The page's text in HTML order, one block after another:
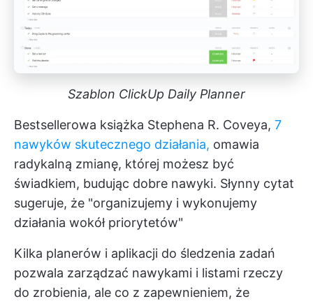
Szablon ClickUp Daily Planner
Bestsellerowa książka Stephena R. Coveya, 7
nawyków skutecznego działania, omawia
radykalną zmianę, której możesz być
świadkiem, budując dobre nawyki. Słynny cytat
sugeruje, że "organizujemy i wykonujemy
działania wokół priorytetów"
Kilka planerów i aplikacji do śledzenia zadań
pozwala zarządzać nawykami i listami rzeczy
do zrobienia, ale co z zapewnieniem, że